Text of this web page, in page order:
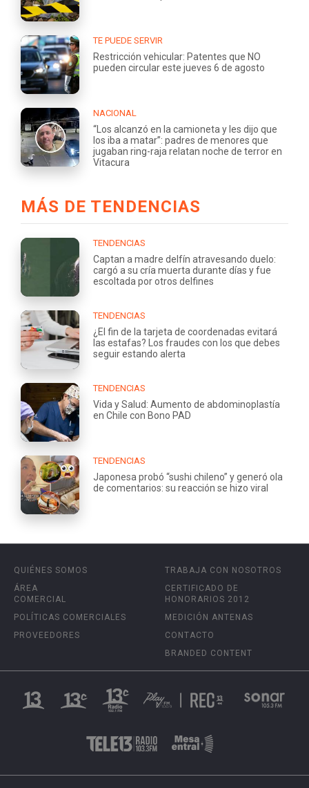
TE PUEDE SERVIR
Restricción vehicular: Patentes que NO
pueden circular este jueves 6 de agosto
NACIONAL
“Los alcanzó en la camioneta y les dijo que
los iba a matar”: padres de menores que
jugaban ring-raja relatan noche de terror en
Vitacura
MÁS DE TENDENCIAS
TENDENCIAS
Captan a madre delfín atravesando duelo:
cargó a su cría muerta durante días y fue
escoltada por otros delfines
TENDENCIAS
¿El fin de la tarjeta de coordenadas evitará
las estafas? Los fraudes con los que debes
seguir estando alerta
TENDENCIAS
Vida y Salud: Aumento de abdominoplastía
en Chile con Bono PAD
TENDENCIAS
Japonesa probó “sushi chileno” y generó ola
de comentarios: su reacción se hizo viral
QUIÉNES SOMOS
ÁREA
COMERCIAL
POLÍTICAS COMERCIALES
PROVEEDORES
TRABAJA CON NOSOTROS
CERTIFICADO DE
HONORARIOS 2012
MEDICIÓN ANTENAS
CONTACTO
BRANDED CONTENT